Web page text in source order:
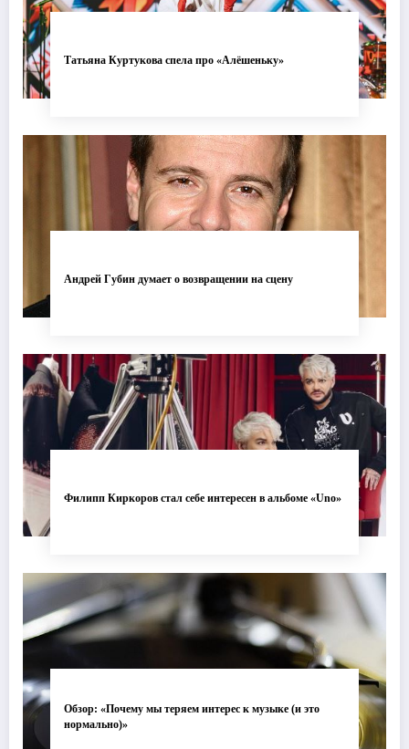
Татьяна Куртукова спела про «Алёшеньку»
Андрей Губин думает о возвращении на сцену
Филипп Киркоров стал себе интересен в альбоме «Uno»
Обзор: «Почему мы теряем интерес к музыке (и это
нормально)»